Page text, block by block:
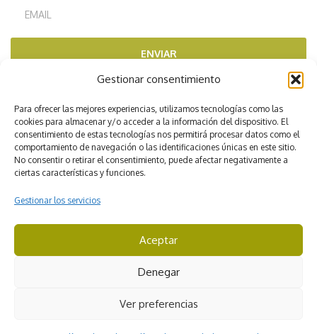
Gestionar consentimiento
Para ofrecer las mejores experiencias, utilizamos tecnologías como las
cookies para almacenar y/o acceder a la información del dispositivo. El
consentimiento de estas tecnologías nos permitirá procesar datos como el
comportamiento de navegación o las identificaciones únicas en este sitio.
No consentir o retirar el consentimiento, puede afectar negativamente a
ciertas características y funciones.
Gestionar los servicios
Aceptar
Denegar
Ver preferencias
ENVIAR
CICMA 3422